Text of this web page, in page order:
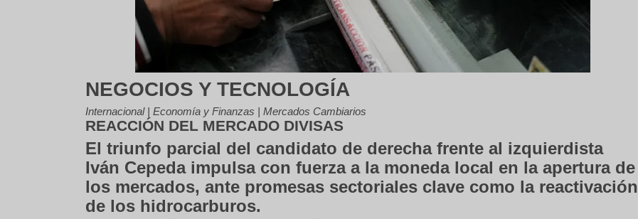
NEGOCIOS Y TECNOLOGÍA
Internacional | Economía y Finanzas | Mercados Cambiarios
REACCIÓN DEL MERCADO DIVISAS
El triunfo parcial del candidato de derecha frente al izquierdista
Iván Cepeda impulsa con fuerza a la moneda local en la apertura de
los mercados, ante promesas sectoriales clave como la reactivación
de los hidrocarburos.